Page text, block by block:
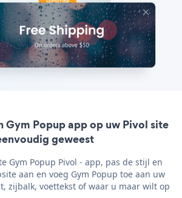
Gym Popup app op uw Pivol site
geweest
Gym Popup Pivol - app, pas de stijl en
aan en voeg Gym Popup toe aan uw
zijbalk, voettekst of waar u maar wilt op